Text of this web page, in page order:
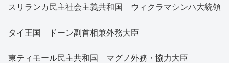
スリランカ民主社会主義共和国 ウィクラマシンハ大統領
タイ王国 ドーン副首相兼外務大臣
東ティモール民主共和国 マグノ外務・協力大臣